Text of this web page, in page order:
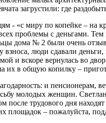
загрустили: где
- «с миру по копейке – на
всех проблемы с деньгами.
дома № 2 были очень
люди сдавали
и вскоре вернулась во
их в общую копилку –
и пенсионерам,
молодых женщин.
после трудового дня
площадок – пожалуйста,